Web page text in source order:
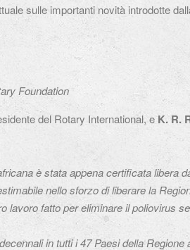
sulle importanti novità introdotte
Foundation
del Rotary International, e K. R.
è stata appena certificata libera
nello sforzo di liberare la
fatto per eliminare il poliovirus
in tutti i 47 Paesi della Regione